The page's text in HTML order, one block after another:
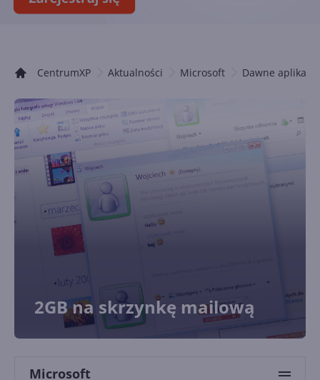
CentrumXP Aktualności Microsoft Dawne aplikacje
2GB na skrzynkę mailową
Microsoft